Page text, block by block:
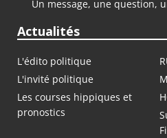
Un message, une question,
Actualités
L'édito politique
L'invité politique
Les courses hippiques et
pronostics